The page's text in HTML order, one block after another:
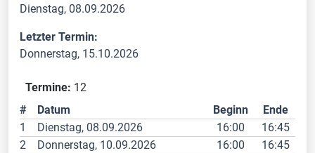
Dienstag, 08.09.2026
Letzter Termin:
Donnerstag, 15.10.2026
Termine: 12
#
Datum Beginn
Ende
1
Dienstag, 08.09.2026 16:00
16:45
2
Donnerstag, 10.09.2026 16:00
16:45